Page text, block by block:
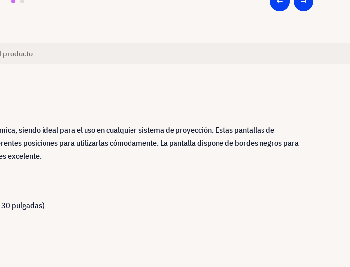
producto
siendo ideal para el uso en cualquier sistema de proyección. Estas pantallas de
posiciones para utilizarlas cómodamente. La pantalla dispone de bordes negros para
excelente.
pulgadas)